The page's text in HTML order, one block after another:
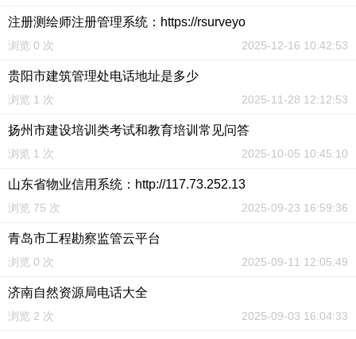
注册测绘师注册管理系统：https://rsurveyo
浏览 0 次 2025-12-16 10:42:53
贵阳市建筑管理处电话地址是多少
浏览 1 次 2025-11-28 12:12:53
扬州市建设培训类考试和教育培训常见问答
浏览 1 次 2025-10-05 10:45:10
山东省物业信用系统：http://117.73.252.13
浏览 75 次 2025-09-23 16:59:36
青岛市工程勘察监管云平台
浏览 0 次 2025-09-11 12:05:49
济南自然资源局电话大全
浏览 2 次 2025-09-03 16:04:33